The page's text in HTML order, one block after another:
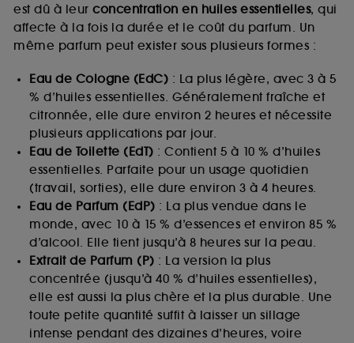
est dû à leur concentration en huiles essentielles, qui
affecte à la fois la durée et le coût du parfum. Un
même parfum peut exister sous plusieurs formes :
Eau de Cologne (EdC) : La plus légère, avec 3 à 5
% d’huiles essentielles. Généralement fraîche et
citronnée, elle dure environ 2 heures et nécessite
plusieurs applications par jour.
Eau de Toilette (EdT) : Contient 5 à 10 % d’huiles
essentielles. Parfaite pour un usage quotidien
(travail, sorties), elle dure environ 3 à 4 heures.
Eau de Parfum (EdP) : La plus vendue dans le
monde, avec 10 à 15 % d’essences et environ 85 %
d’alcool. Elle tient jusqu’à 8 heures sur la peau.
Extrait de Parfum (P) : La version la plus
concentrée (jusqu’à 40 % d’huiles essentielles),
elle est aussi la plus chère et la plus durable. Une
toute petite quantité suffit à laisser un sillage
intense pendant des dizaines d’heures, voire